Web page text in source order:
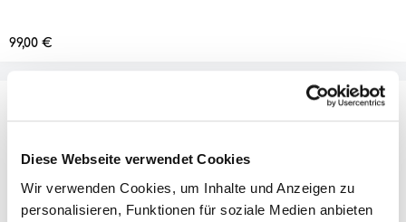
Diese Webseite verwendet Cookies
Wir verwenden Cookies, um Inhalte und Anzeigen zu
personalisieren, Funktionen für soziale Medien anbieten
Regulärer Preis:
99,00 €
Produktinformationen "Reimitz 2018 -
0,75l"